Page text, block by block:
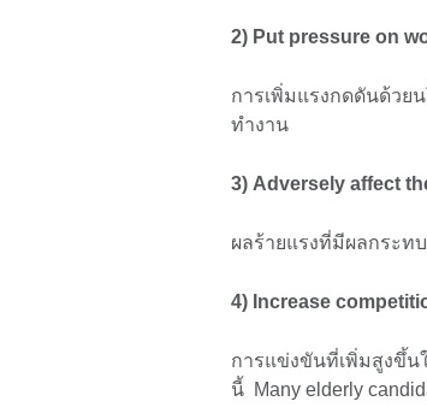
2) Put pressure on
การเพิ่มแรงกดดันด้วย
ทำงาน
3) Adversely affect
ผลร้ายแรงที่มีผลกระท
4) Increase
การแข่งขันที่เพิ่มสูงขึ้น
นี้ Many elderly